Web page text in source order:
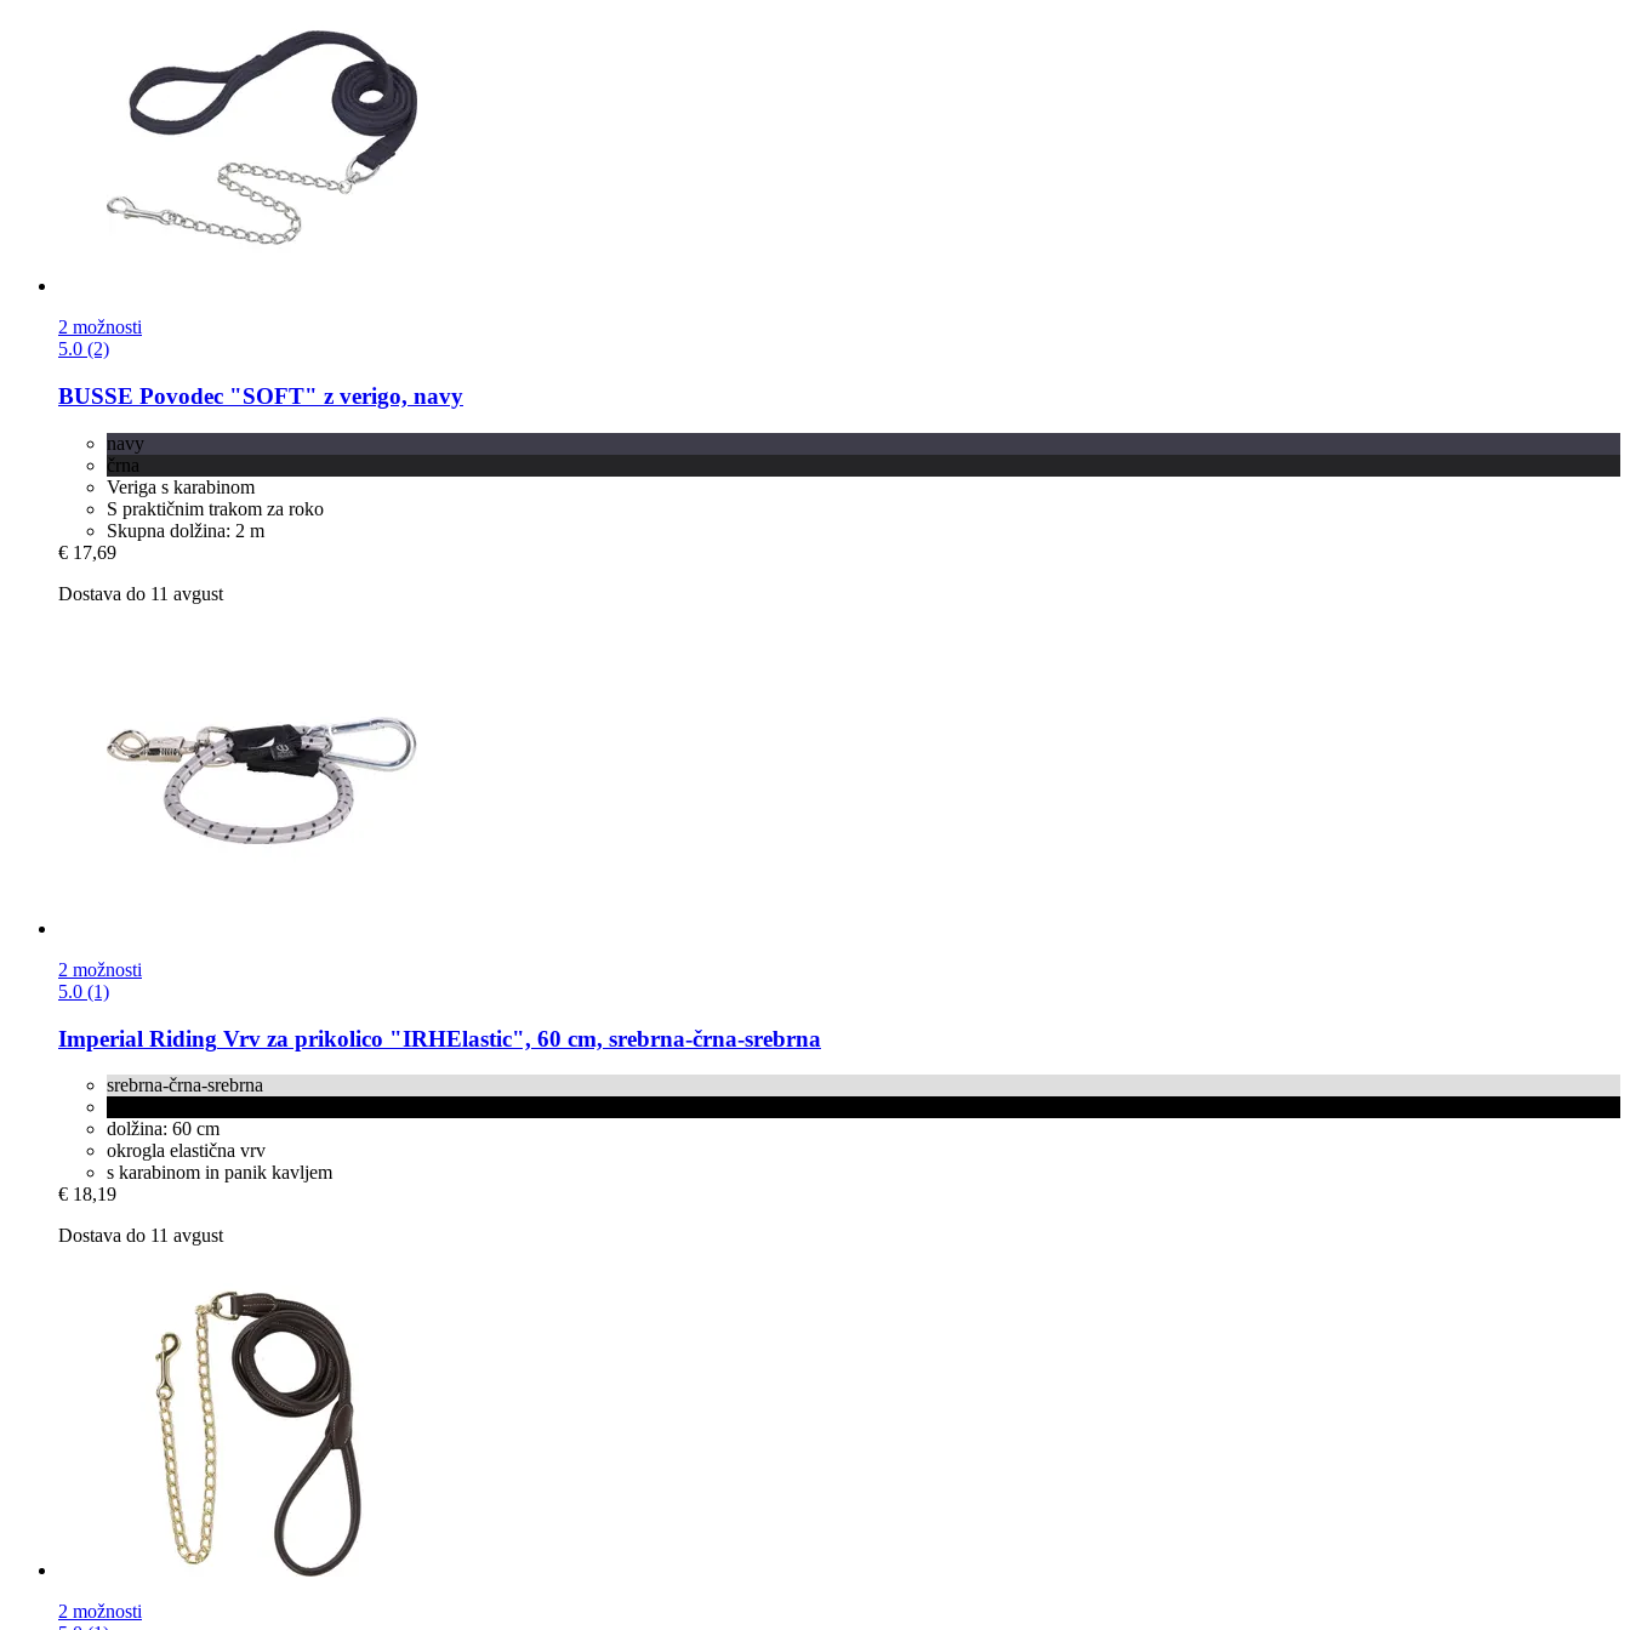
2 možnosti
5.0 (2)
BUSSE Povodec "SOFT" z verigo, navy
navy
črna
Veriga s karabinom
S praktičnim trakom za roko
Skupna dolžina: 2 m
€ 17,69
Dostava do 11 avgust
2 možnosti
5.0 (1)
Imperial Riding Vrv za prikolico "IRHElastic", 60 cm, srebrna-​črna-​srebrna
srebrna-črna-srebrna
dolžina: 60 cm
okrogla elastična vrv
s karabinom in panik kavljem
€ 18,19
Dostava do 11 avgust
2 možnosti